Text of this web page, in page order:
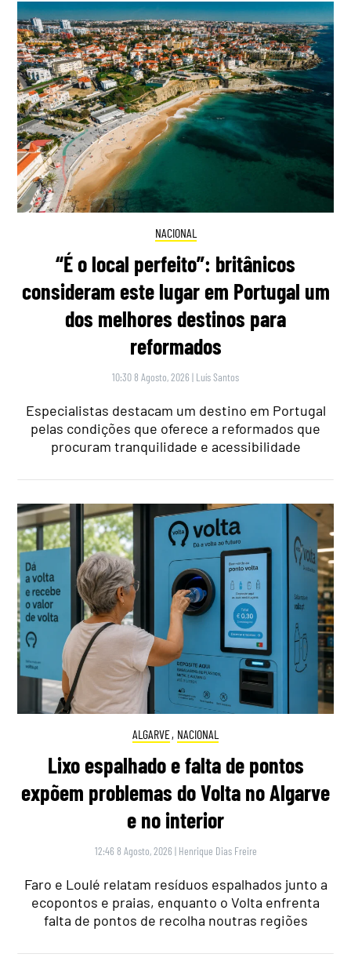
NACIONAL
“É o local perfeito”: britânicos
consideram este lugar em Portugal um
dos melhores destinos para
reformados
10:30 8 Agosto, 2026 | Luís Santos
Especialistas destacam um destino em Portugal
pelas condições que oferece a reformados que
procuram tranquilidade e acessibilidade
ALGARVE, NACIONAL
Lixo espalhado e falta de pontos
expõem problemas do Volta no Algarve
e no interior
12:46 8 Agosto, 2026 | Henrique Dias Freire
Faro e Loulé relatam resíduos espalhados junto a
ecopontos e praias, enquanto o Volta enfrenta
falta de pontos de recolha noutras regiões